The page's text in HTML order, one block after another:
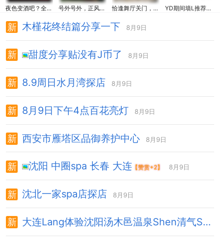
夜色变酒吧？全场热舞。 号外号外，正风最新消息 恰逢舞厅关门，约SN吴姐JQ两小时 YD期间墙L推荐这个Shen器
木槿花终结篇分享一下 8月9日
甜度分享贴没有J币了 8月9日
8.9周日水月湾探店 8月9日
8月9日下午4点百花亮灯 8月9日
西安市雁塔区品御养护中心 8月9日
沈阳 中圈spa 长春 大连 【赞赏+2】 8月9日
沈北一家spa店探店 8月9日
大连Lang体验沈阳汤木邑温泉Shen清气Shuang